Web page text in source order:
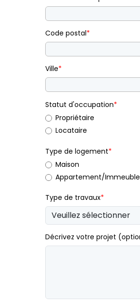
Code postal*
Ville*
Statut d'occupation*
Propriétaire
Locataire
Type de logement*
Maison
Appartement/Immeuble
Type de travaux*
Décrivez votre projet